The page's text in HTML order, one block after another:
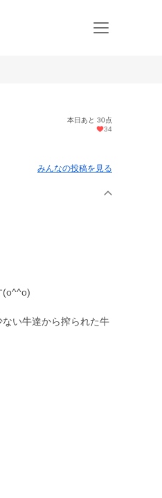
本日あと 30点
34
みんなの投稿を見る
(o^^o)
い牛達から搾られた牛